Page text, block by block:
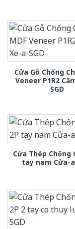
Cửa Gỗ Chống
Veneer P1R2
SGD
Cửa Thép Chống
tay nam Cửa-